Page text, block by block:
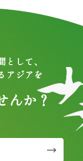
して、
アジアを
んか？